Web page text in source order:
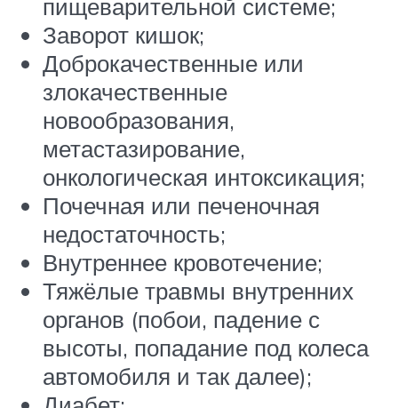
пищеварительной системе;
Заворот кишок;
Доброкачественные или
злокачественные
новообразования,
метастазирование,
онкологическая интоксикация;
Почечная или печеночная
недостаточность;
Внутреннее кровотечение;
Тяжёлые травмы внутренних
органов (побои, падение с
высоты, попадание под колеса
автомобиля и так далее);